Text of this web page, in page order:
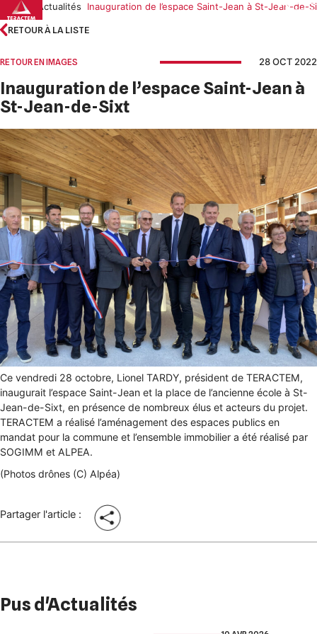
Skip
to
content
Accueil Actualités Inauguration de l’espace Saint-Jean à St-Jean-de-
RETOUR À LA LISTE
RETOUR EN IMAGES 28 OCT 2022
Inauguration de l’espace Saint-Jean à
St-Jean-de-Sixt
Ce vendredi 28 octobre, Lionel TARDY, président de TERACTEM,
inaugurait l’espace Saint-Jean et la place de l’ancienne école à St-
Jean-de-Sixt, en présence de nombreux élus et acteurs du projet.
TERACTEM a réalisé l’aménagement des espaces publics en
mandat pour la commune et l’ensemble immobilier a été réalisé par
SOGIMM et ALPEA.
(Photos drônes (C) Alpéa)
Partager l'article :
Pus d'Actualités